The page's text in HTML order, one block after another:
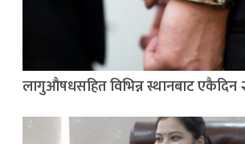
लागुऔषधसहित विभिन्न स्थानबाट एकैदिन